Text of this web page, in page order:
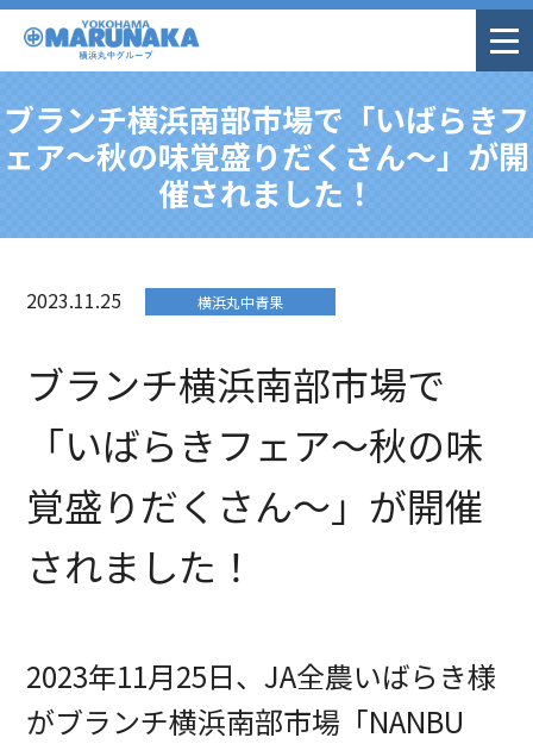
ブランチ横浜南部市場で「いばらきフ
ェア～秋の味覚盛りだくさん～」が開
催されました！
2023.11.25 横浜丸中青果
ブランチ横浜南部市場で
「いばらきフェア～秋の味
覚盛りだくさん～」が開催
されました！
2023年11月25日、JA全農いばらき様
がブランチ横浜南部市場「NANBU